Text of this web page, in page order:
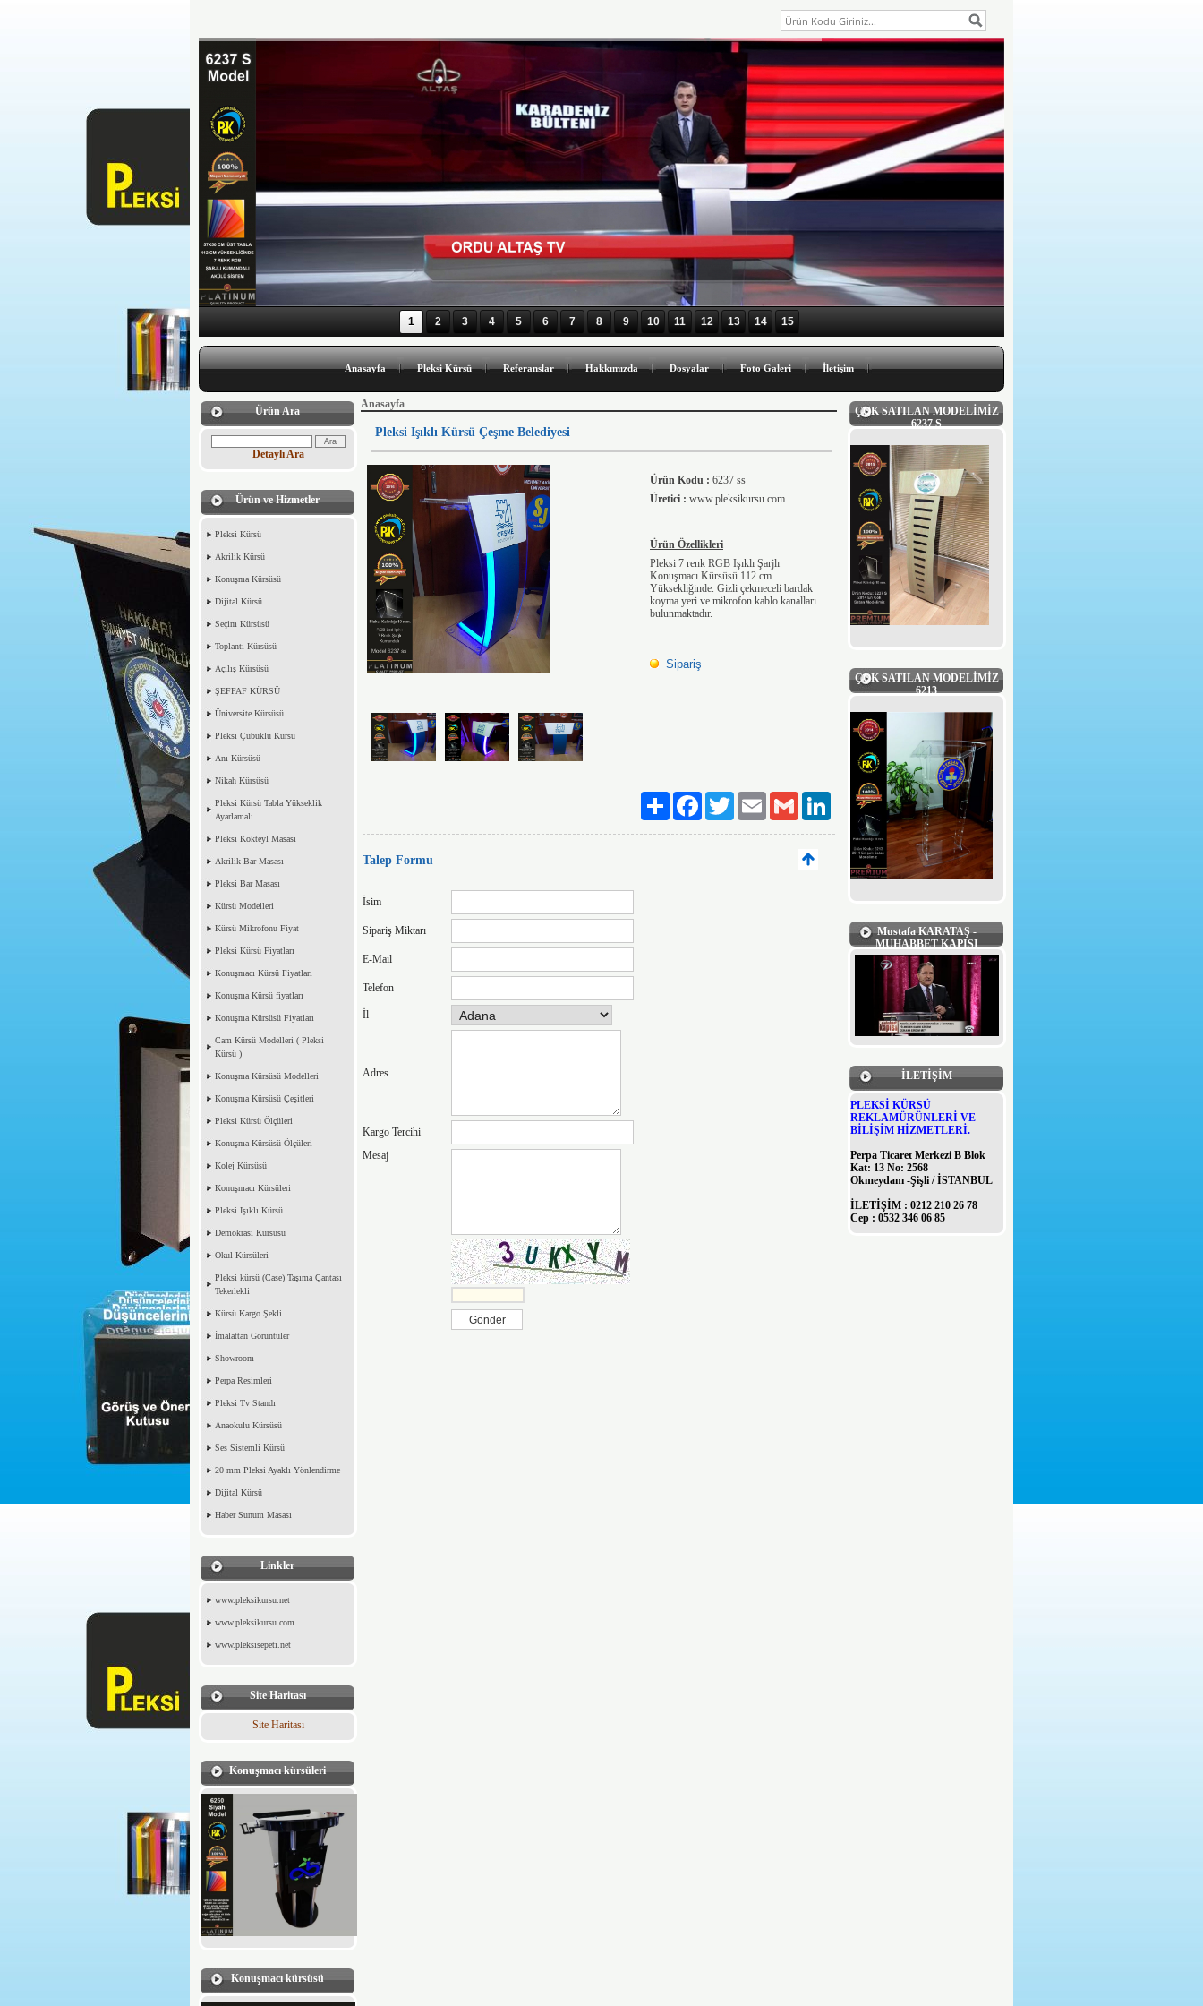
1 2 3 4 5 6 7 8 9 10 11 12 13 14 15
Anasayfa Pleksi Kürsü Referanslar Hakkımızda Dosyalar Foto Galeri İletişim
Ürün Ara
Detaylı Ara
Ürün ve Hizmetler
Pleksi Kürsü
Akrilik Kürsü
Konuşma Kürsüsü
Dijital Kürsü
Seçim Kürsüsü
Toplantı Kürsüsü
Açılış Kürsüsü
ŞEFFAF KÜRSÜ
Üniversite Kürsüsü
Pleksi Çubuklu Kürsü
Anı Kürsüsü
Nikah Kürsüsü
Pleksi Kürsü Tabla Yükseklik
Ayarlamalı
Pleksi Kokteyl Masası
Akrilik Bar Masası
Pleksi Bar Masası
Kürsü Modelleri
Kürsü Mikrofonu Fiyat
Pleksi Kürsü Fiyatları
Konuşmacı Kürsü Fiyatları
Konuşma Kürsü fiyatları
Konuşma Kürsüsü Fiyatları
Cam Kürsü Modelleri ( Pleksi
Kürsü )
Konuşma Kürsüsü Modelleri
Konuşma Kürsüsü Çeşitleri
Pleksi Kürsü Ölçüleri
Konuşma Kürsüsü Ölçüleri
Kolej Kürsüsü
Konuşmacı Kürsüleri
Pleksi Işıklı Kürsü
Demokrasi Kürsüsü
Okul Kürsüleri
Pleksi kürsü (Case) Taşıma Çantası
Tekerlekli
Kürsü Kargo Şekli
İmalattan Görüntüler
Showroom
Perpa Resimleri
Pleksi Tv Standı
Anaokulu Kürsüsü
Ses Sistemli Kürsü
20 mm Pleksi Ayaklı Yönlendirme
Dijital Kürsü
Haber Sunum Masası
Linkler
www.pleksikursu.net
www.pleksikursu.com
www.pleksisepeti.net
Site Haritası
Site Haritası
Konuşmacı kürsüleri
Konuşmacı kürsüsü
Anasayfa
Pleksi Işıklı Kürsü Çeşme Belediyesi
Ürün Kodu : 6237 ss
Üretici : www.pleksikursu.com
Ürün Özellikleri
Pleksi 7 renk RGB Işıklı Şarjlı
Konuşmacı Kürsüsü 112 cm
Yüksekliğinde. Gizli çekmeceli bardak
koyma yeri ve mikrofon kablo kanalları
bulunmaktadır.
Sipariş
Paylaş FacebookTwitter Email Gmail LinkedIn
Talep Formu
İsim
Sipariş Miktarı
E-Mail
Telefon
İl
Adres
Kargo Tercihi
Mesaj
ÇOK SATILAN MODELİMİZ
6237 S
ÇOK SATILAN MODELİMİZ
6213
Mustafa KARATAŞ -
MUHABBET KAPISI
İLETİŞİM
PLEKSİ KÜRSÜ
REKLAMÜRÜNLERİ VE
BİLİŞİM HİZMETLERİ.
Perpa Ticaret Merkezi B Blok
Kat: 13 No: 2568
Okmeydanı -Şişli / İSTANBUL
İLETİŞİM : 0212 210 26 78
Cep : 0532 346 06 85